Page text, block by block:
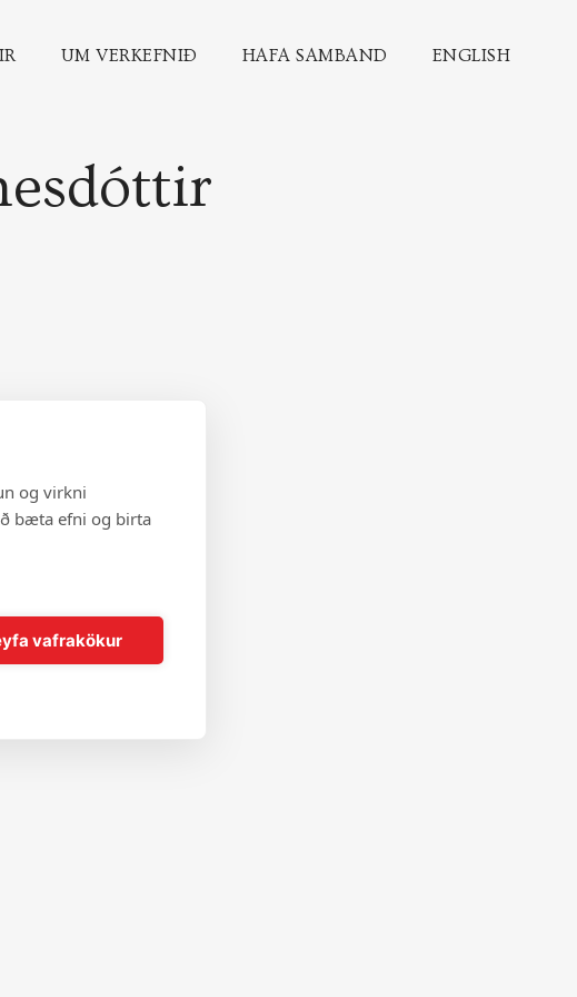
UM VERKEFNIÐ HAFA SAMBAND ENGLISH
og virkni
bæta efni og birta
vafrakökur